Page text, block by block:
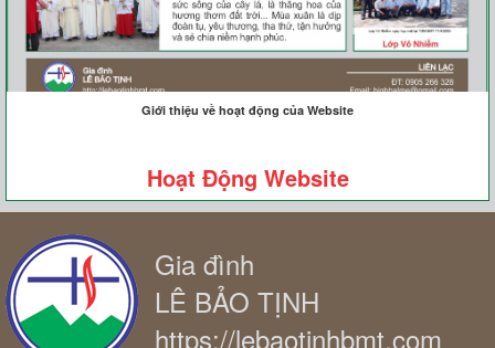
Giới thiệu về hoạt động của Website
Hoạt Động Website
Gia đình
LÊ BẢO TỊNH
https://lebaotinhbmt.com